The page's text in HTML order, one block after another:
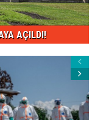
AÇILDI!